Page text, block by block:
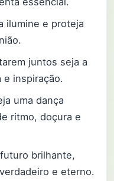
ilumine e proteja
juntos seja a
e inspiração.
uma dança
ritmo, doçura e
brilhante,
e eterno.